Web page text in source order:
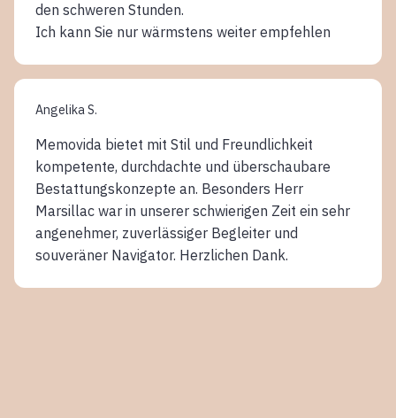
den schweren Stunden.
Ich kann Sie nur wärmstens weiter empfehlen
Angelika S.
Memovida bietet mit Stil und Freundlichkeit
kompetente, durchdachte und überschaubare
Bestattungskonzepte an. Besonders Herr
Marsillac war in unserer schwierigen Zeit ein sehr
angenehmer, zuverlässiger Begleiter und
souveräner Navigator. Herzlichen Dank.